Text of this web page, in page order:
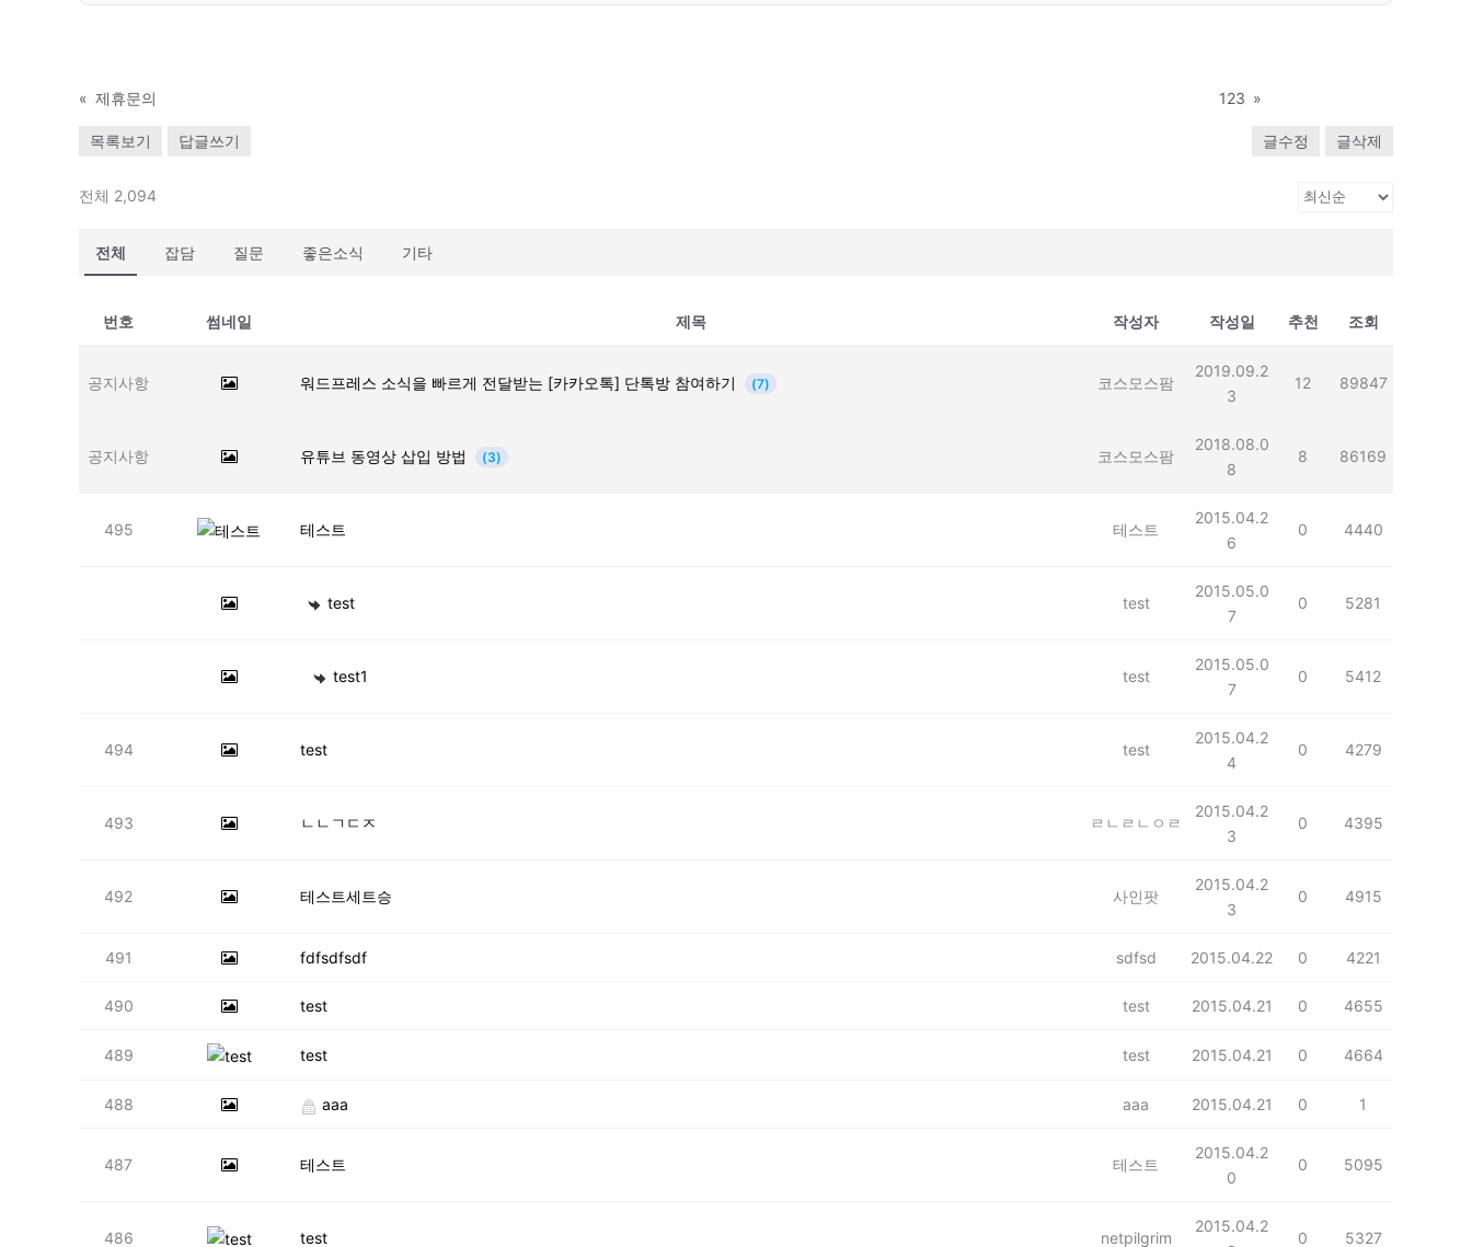
« 제휴문의 123 »
목록보기 답글쓰기 글수정 글삭제
전체 2,094
전체 잡담 질문 좋은소식 기타
번호 썸네일 제목 작성자 작성일 추천 조회
공지사항 워드프레스 소식을 빠르게 전달받는 [카카오톡] 단톡방 참여하기 (7) 코스모스팜
2019.09.2
3
12 89847
공지사항 유튜브 동영상 삽입 방법 (3) 코스모스팜
2018.08.0
8
8 86169
495 테스트 테스트
2015.04.2
6
0 4440
test test
2015.05.0
7
0 5281
test1 test
2015.05.0
7
0 5412
494 test test
2015.04.2
4
0 4279
493 ㄴㄴㄱㄷㅈ ㄹㄴㄹㄴㅇㄹ
2015.04.2
3
0 4395
492 테스트세트승 사인팟
2015.04.2
3
0 4915
491 fdfsdfsdf sdfsd 2015.04.22 0 4221
490 test test 2015.04.21 0 4655
489 test test 2015.04.21 0 4664
488 aaa aaa 2015.04.21 0 1
487 테스트 테스트
2015.04.2
0
0 5095
486 test netpilgrim
2015.04.2
0 5327